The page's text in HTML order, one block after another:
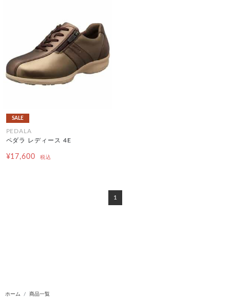
SALE
PEDALA
ペダラ レディース 4E
¥17,600 税込
1
ホーム 商品一覧